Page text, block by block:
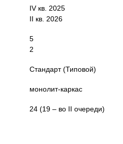
IV кв. 2025
II кв. 2026
5
2
Стандарт (Типовой)
монолит-каркас
24 (19 – во II очереди)